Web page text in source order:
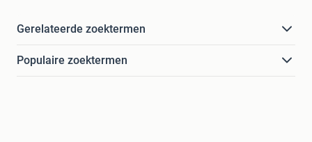
Gerelateerde zoektermen
Populaire zoektermen